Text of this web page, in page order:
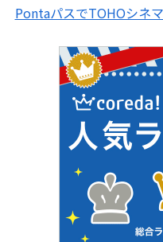
PontaパスでTOHOシネ